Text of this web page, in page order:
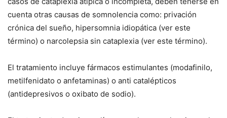
cuenta otras causas de somnolencia como: privación
crónica del sueño, hipersomnia idiopática (ver este
término) o narcolepsia sin cataplexia (ver este término).
El tratamiento incluye fármacos estimulantes (modafinilo,
metilfenidato o anfetaminas) o anti catalépticos
(antidepresivos o oxibato de sodio).